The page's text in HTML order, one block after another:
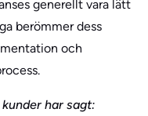
generellt vara lätt
berömmer dess
och
har sagt: